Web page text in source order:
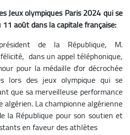
Jeux olympiques Paris 2024 qui se
août dans la capitale française:
de la République, M.
dans un appel téléphonique,
pour la médaille d'or décrochée
lors des jeux olympique qui se
que sa merveilleuse performance
La championne algérienne
la République pour son soutien et
en faveur des athlètes